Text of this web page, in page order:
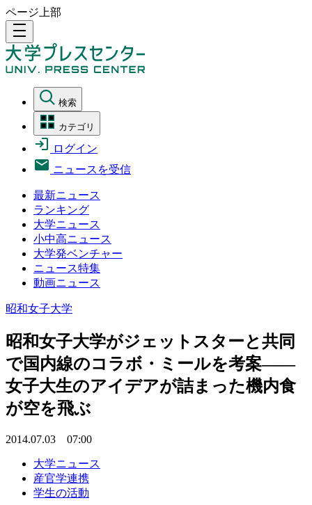
ページ上部
density_medium
検索
カテゴリ
ログイン
ニュースを受信
最新ニュース
ランキング
大学ニュース
小中高ニュース
大学発ベンチャー
ニュース特集
動画ニュース
昭和女子大学
昭和女子大学がジェットスターと共同
で国内線のコラボ・ミールを考案――
女子大生のアイデアが詰まった機内食
が空を飛ぶ
2014.07.03 07:00
大学ニュース
産官学連携
学生の活動